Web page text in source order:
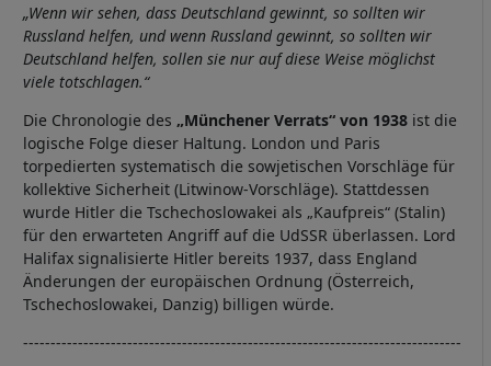
„Wenn wir sehen, dass Deutschland gewinnt, so sollten wir
Russland helfen, und wenn Russland gewinnt, so sollten wir
Deutschland helfen, sollen sie nur auf diese Weise möglichst
viele totschlagen.“
Die Chronologie des „Münchener Verrats“ von 1938 ist die
logische Folge dieser Haltung. London und Paris
torpedierten systematisch die sowjetischen Vorschläge für
kollektive Sicherheit (Litwinow-Vorschläge). Stattdessen
wurde Hitler die Tschechoslowakei als „Kaufpreis“ (Stalin)
für den erwarteten Angriff auf die UdSSR überlassen. Lord
Halifax signalisierte Hitler bereits 1937, dass England
Änderungen der europäischen Ordnung (Österreich,
Tschechoslowakei, Danzig) billigen würde.
--------------------------------------------------------------------------------